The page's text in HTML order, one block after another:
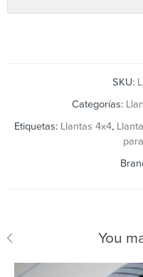
SKU:
Categorías:
Etiquetas: Llantas 4x4,
You